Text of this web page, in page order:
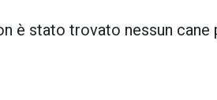
è stato trovato nessun